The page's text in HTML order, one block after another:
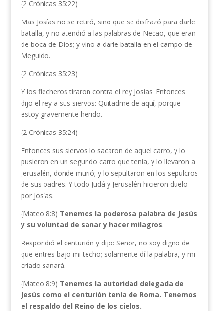
(2 Crónicas 35:22)
Mas Josías no se retiró, sino que se disfrazó para darle
batalla, y no atendió a las palabras de Necao, que eran
de boca de Dios; y vino a darle batalla en el campo de
Meguido.
(2 Crónicas 35:23)
Y los flecheros tiraron contra el rey Josías. Entonces
dijo el rey a sus siervos: Quitadme de aquí, porque
estoy gravemente herido.
(2 Crónicas 35:24)
Entonces sus siervos lo sacaron de aquel carro, y lo
pusieron en un segundo carro que tenía, y lo llevaron a
Jerusalén, donde murió; y lo sepultaron en los sepulcros
de sus padres. Y todo Judá y Jerusalén hicieron duelo
por Josías.
(Mateo 8:8) Tenemos la poderosa palabra de Jesús
y su voluntad de sanar y hacer milagros.
Respondió el centurión y dijo: Señor, no soy digno de
que entres bajo mi techo; solamente dí la palabra, y mi
criado sanará.
(Mateo 8:9) Tenemos la autoridad delegada de
Jesús como el centurión tenía de Roma. Tenemos
el respaldo del Reino de los cielos.